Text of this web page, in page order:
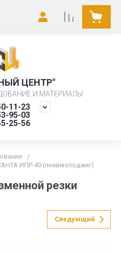
ЦЕНТР"
И МАТЕРИАЛЫ
11-23
95-03
25-56
/
ИПР-40 (пневмоподжиг)
резки
Следующий